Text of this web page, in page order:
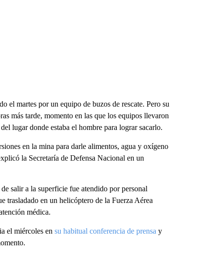
el martes por un equipo de buzos de rescate. Pero su
más tarde, momento en las que los equipos llevaron
lugar donde estaba el hombre para lograr sacarlo.
en la mina para darle alimentos, agua y oxígeno
la Secretaría de Defensa Nacional en un
salir a la superficie fue atendido por personal
trasladado en un helicóptero de la Fuerza Aérea
médica.
el miércoles en su habitual conferencia de prensa y